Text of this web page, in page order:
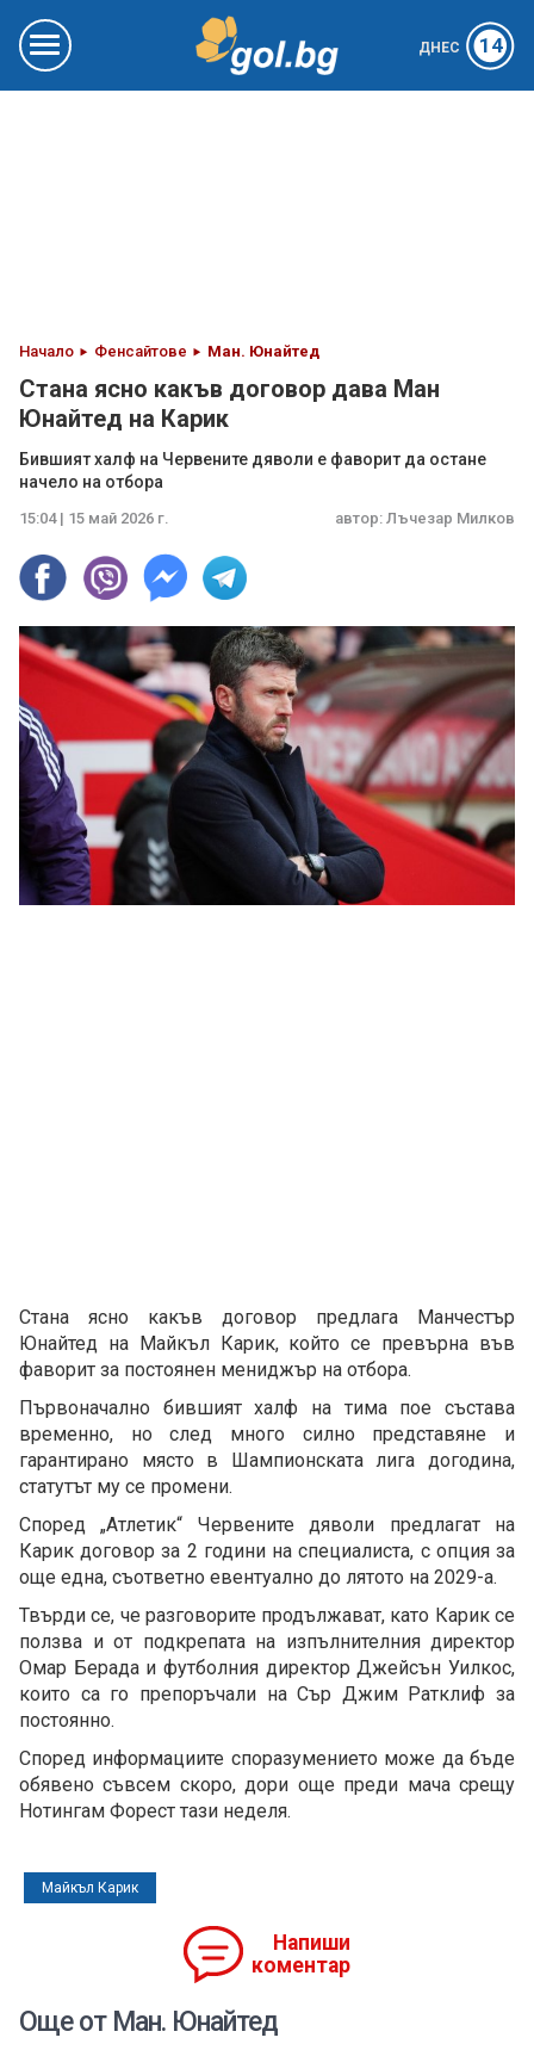
ДНЕС 14
Начало Фенсайтове Ман. Юнайтед
Стана ясно какъв договор дава Ман
Юнайтед на Карик
Бившият халф на Червените дяволи е фаворит да остане
начело на отбора
15:04 | 15 май 2026 г. автор: Лъчезар Милков
Стана ясно какъв договор предлага Манчестър
Юнайтед на Майкъл Карик, който се превърна във
фаворит за постоянен мениджър на отбора.
Първоначално бившият халф на тима пое състава
временно, но след много силно представяне и
гарантирано място в Шампионската лига догодина,
статутът му се промени.
Според „Атлетик“ Червените дяволи предлагат на
Карик договор за 2 години на специалиста, с опция за
още една, съответно евентуално до лятото на 2029-а.
Твърди се, че разговорите продължават, като Карик се
ползва и от подкрепата на изпълнителния директор
Омар Берада и футболния директор Джейсън Уилкос,
които са го препоръчали на Сър Джим Ратклиф за
постоянно.
Според информациите споразумението може да бъде
обявено съвсем скоро, дори още преди мача срещу
Нотингам Форест тази неделя.
Майкъл Карик
Напиши
коментар
Още от Ман. Юнайтед